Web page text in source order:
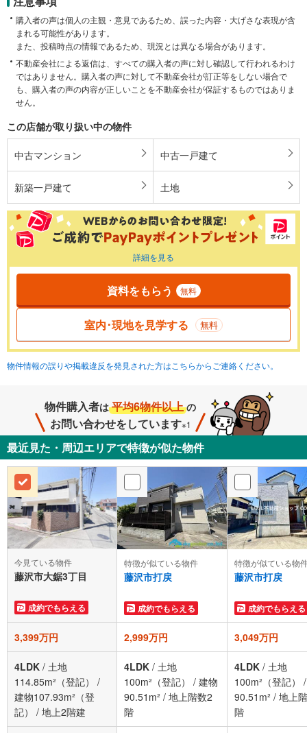
購入者の声は個人の主観・意見であるため、誤った内容・大げさな表現が含
まれる可能性があります。
また、投稿時点の情報であるため、現況とは異なる場合があります。
不動産会社による返信は、すべての購入者の声に対し確認して行われるわけ
ではありません。購入者の声に対して不動産会社が訂正等をしない場合で
も、購入者の声の内容が正しいことを不動産会社が保証するものではありま
せん。
この店舗が取り扱い中の物件
中古マンション 中古一戸建て
新築一戸建て 土地
詳細を見る
資料をもらう 無料
室内･現地を見学する 無料
物件情報の誤りや掲載違反を発見された方はこちらからご連絡ください。
物件購入者は 平均6物件以上 の
お問い合わせをしています※1
最近見た・周辺エリアで特徴が似た物件
今見ている物件
藤沢市大鋸3丁目
成約でもらえる
特徴が似ている物件
藤沢市打戻
成約でもらえる
特徴が似ている物
藤沢市打戻
成約でもらえる
3,399万円 2,999万円 3,049万円
4LDK / 土地
114.85m²（登記）
/
建物107.93m²（登
記）
/ 地上2階建
4LDK / 土地
100m²（登記）
/ 建物
90.51m² / 地上階数2
階
4LDK / 土地
100m²（登記）
90.51m² / 地上
階